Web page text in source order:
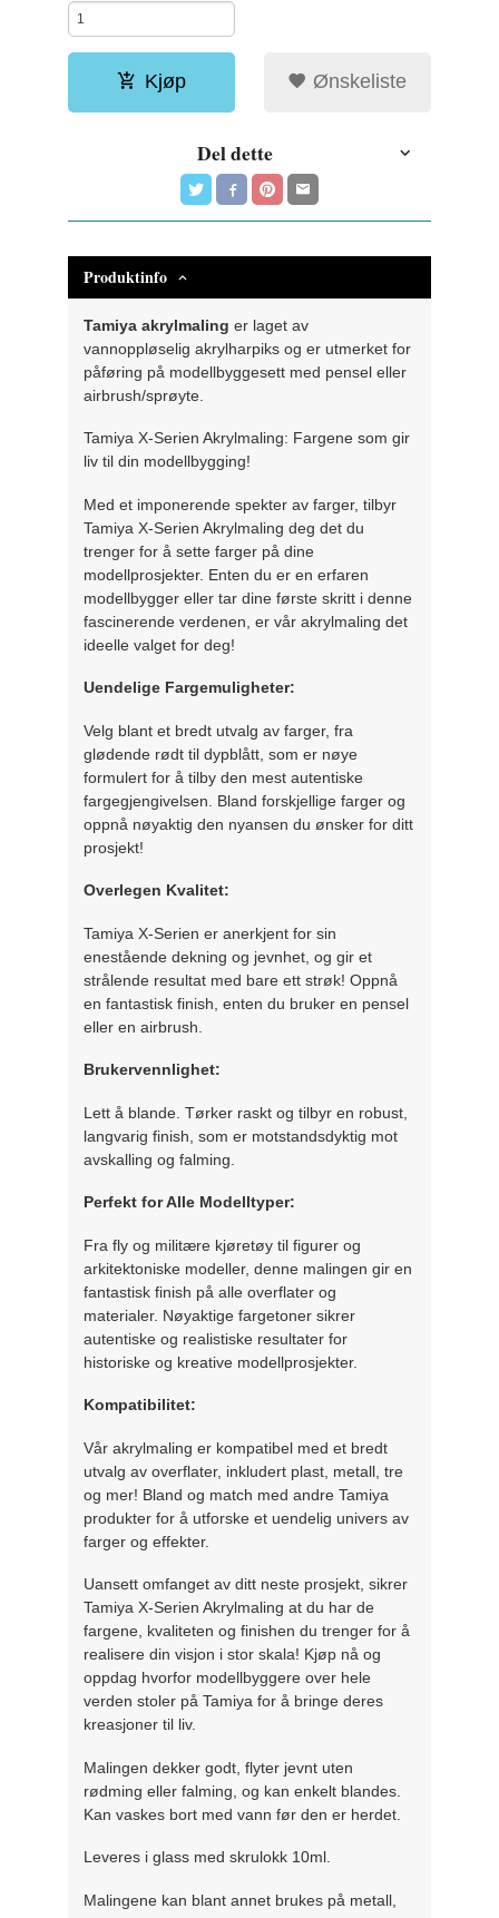
Kjøp Ønskeliste
Del dette
Produktinfo
Tamiya akrylmaling er laget av
vannoppløselig akrylharpiks og er utmerket for
påføring på modellbyggesett med pensel eller
airbrush/sprøyte.
Tamiya X-Serien Akrylmaling: Fargene som gir
liv til din modellbygging!
Med et imponerende spekter av farger, tilbyr
Tamiya X-Serien Akrylmaling deg det du
trenger for å sette farger på dine
modellprosjekter. Enten du er en erfaren
modellbygger eller tar dine første skritt i denne
fascinerende verdenen, er vår akrylmaling det
ideelle valget for deg!
Uendelige Fargemuligheter:
Velg blant et bredt utvalg av farger, fra
glødende rødt til dypblått, som er nøye
formulert for å tilby den mest autentiske
fargegjengivelsen. Bland forskjellige farger og
oppnå nøyaktig den nyansen du ønsker for ditt
prosjekt!
Overlegen Kvalitet:
Tamiya X-Serien er anerkjent for sin
enestående dekning og jevnhet, og gir et
strålende resultat med bare ett strøk! Oppnå
en fantastisk finish, enten du bruker en pensel
eller en airbrush.
Brukervennlighet:
Lett å blande. Tørker raskt og tilbyr en robust,
langvarig finish, som er motstandsdyktig mot
avskalling og falming.
Perfekt for Alle Modelltyper:
Fra fly og militære kjøretøy til figurer og
arkitektoniske modeller, denne malingen gir en
fantastisk finish på alle overflater og
materialer. Nøyaktige fargetoner sikrer
autentiske og realistiske resultater for
historiske og kreative modellprosjekter.
Kompatibilitet:
Vår akrylmaling er kompatibel med et bredt
utvalg av overflater, inkludert plast, metall, tre
og mer! Bland og match med andre Tamiya
produkter for å utforske et uendelig univers av
farger og effekter.
Uansett omfanget av ditt neste prosjekt, sikrer
Tamiya X-Serien Akrylmaling at du har de
fargene, kvaliteten og finishen du trenger for å
realisere din visjon i stor skala! Kjøp nå og
oppdag hvorfor modellbyggere over hele
verden stoler på Tamiya for å bringe deres
kreasjoner til liv.
Malingen dekker godt, flyter jevnt uten
rødming eller falming, og kan enkelt blandes.
Kan vaskes bort med vann før den er herdet.
Leveres i glass med skrulokk 10ml.
Malingene kan blant annet brukes på metall,